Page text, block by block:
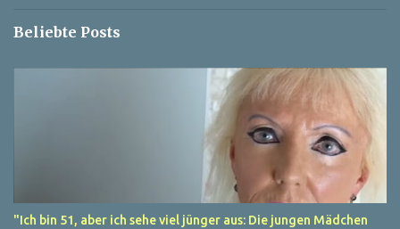
Beliebte Posts
"Ich bin 51, aber ich sehe viel jünger aus: Die jungen Mädchen